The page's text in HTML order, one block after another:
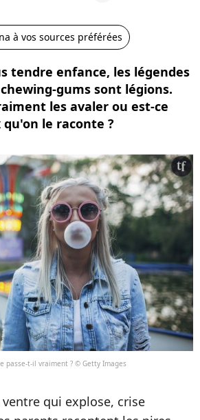
à vos sources préférées
tendre enfance, les légendes
gums sont légions.
les avaler ou est-ce
le raconte ?
passe-t-il vraiment ? © Getty Images
qui explose, crise